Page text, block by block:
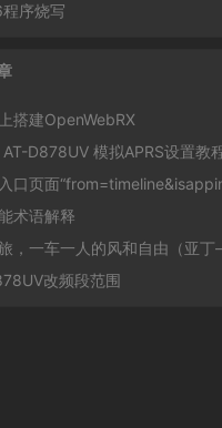
序烧写
搭建OpenWebRX
D878UV 模拟APRS设置教
页面
术语解释
车一人的风和自由（亚丁—俄初山—俄亚大村—水
改频段范围